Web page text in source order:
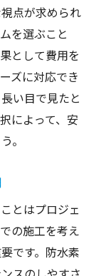
点が求められ
を選ぶこと
として費用を
ズに対応でき
い目で見たと
によって、安
。
とはプロジェ
の施工を考え
です。防水素